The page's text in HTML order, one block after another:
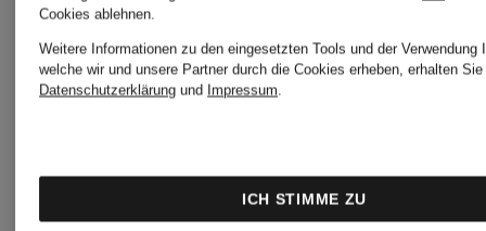
Etuikleider
Satin
Kleider
Cookies ablehnen.
Weitere Informationen zu den eingesetzten Tools und der Verwendung
welche wir und unsere Partner durch die Cookies erheben, erhalten
Datenschutzerklärung und Impressum.
ICH STIMME ZU